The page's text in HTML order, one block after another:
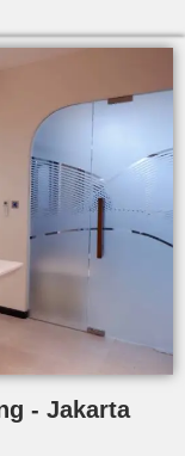
- Jakarta